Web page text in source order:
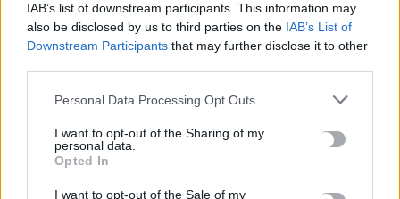
IAB’s list of downstream participants. This information may
also be disclosed by us to third parties on the IAB’s List of
Downstream Participants that may further disclose it to other
Personal Data Processing Opt Outs
I want to opt-out of the Sharing of my
personal data.
Opted In
I want to opt-out of the Sale of my
ΔΙΕΘΝΗ
Η πιο μεταδοτική ασθένεια στον κόσμο
καταγράφηκε σε δύο μεγάλα αεροδρόμια
των ΗΠΑ